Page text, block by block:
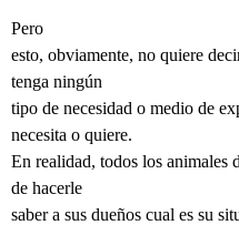
Pero
esto, obviamente, no quiere
tenga ningún
tipo de necesidad o medio de
necesita o quiere.
En realidad, todos los animales
de hacerle
saber a sus dueños cual es su